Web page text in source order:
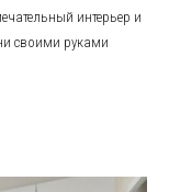
интерьер и
своими руками